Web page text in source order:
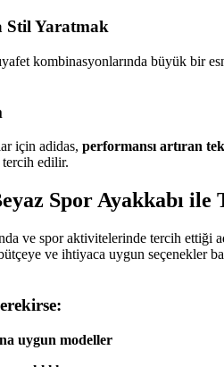
Stil Yaratmak
kombinasyonlarında büyük bir
için adidas, performansı artıran
edilir.
Spor Ayakkabı
ve spor aktivitelerinde tercih ettiği
ve ihtiyaca uygun seçenekler
uygun modeller